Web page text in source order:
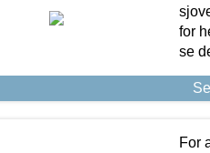
for
se
For